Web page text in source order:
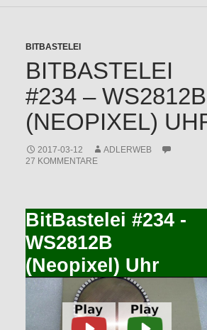
BITBASTELEI
BITBASTELEI
#234 – WS2812B
(NEOPIXEL)
2017-03-12
ADLERWEB
27 KOMMENTARE
BitBastelei #234 -
WS2812B
(Neopixel) Uhr